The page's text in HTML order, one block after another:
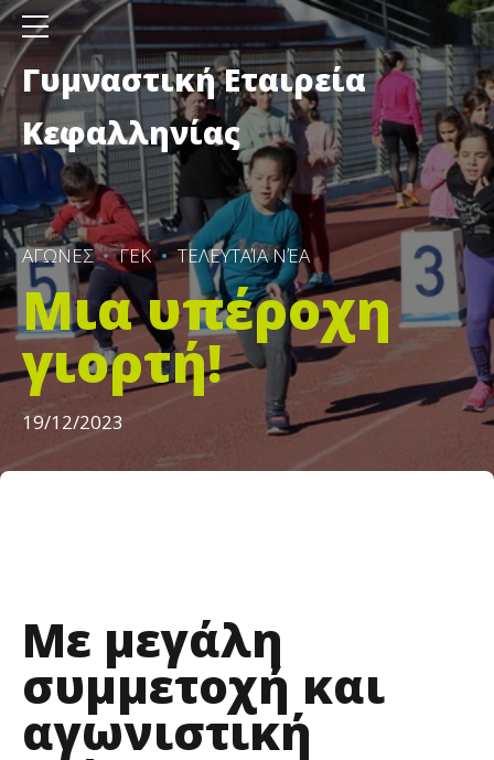
Γυμναστική Εταιρεία
Κεφαλληνίας
ΑΓΩΝΕΣ ΓΕΚ ΤΕΛΕΥΤΑΊΑ ΝΈΑ
Μια υπέροχη
γιορτή!
19/12/2023
Με μεγάλη
συμμετοχή και
αγωνιστική